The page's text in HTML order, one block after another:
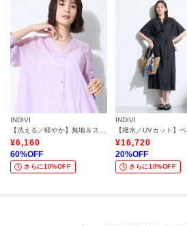
INDIVI
¥6,160
60%OFF
さらに10%OFF
INDIVI
¥16,720
20%OFF
さらに10%OFF